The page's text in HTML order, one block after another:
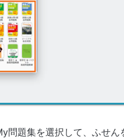
問題集を選択して、ふせん